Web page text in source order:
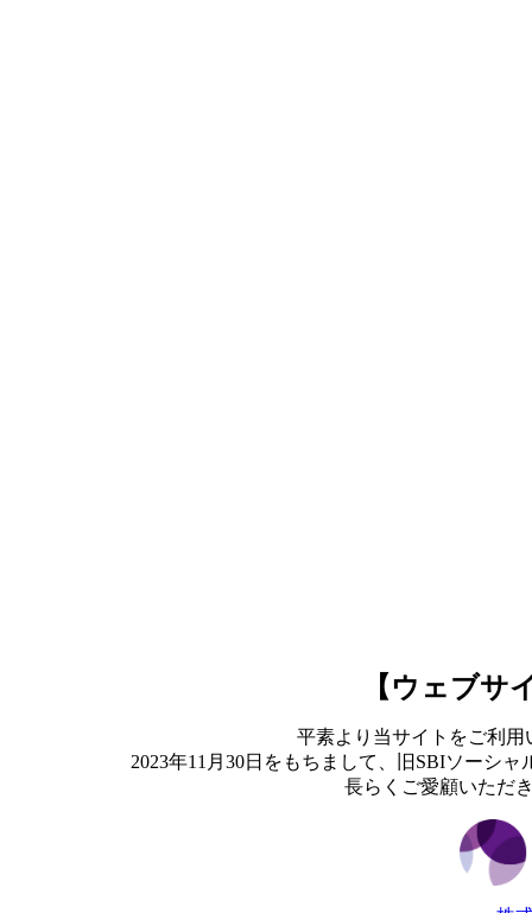
【ウェブサ
平素より当サイトをご利
2023年11月30日をもちまして、旧SBIソーシ
長らくご愛顧いただ